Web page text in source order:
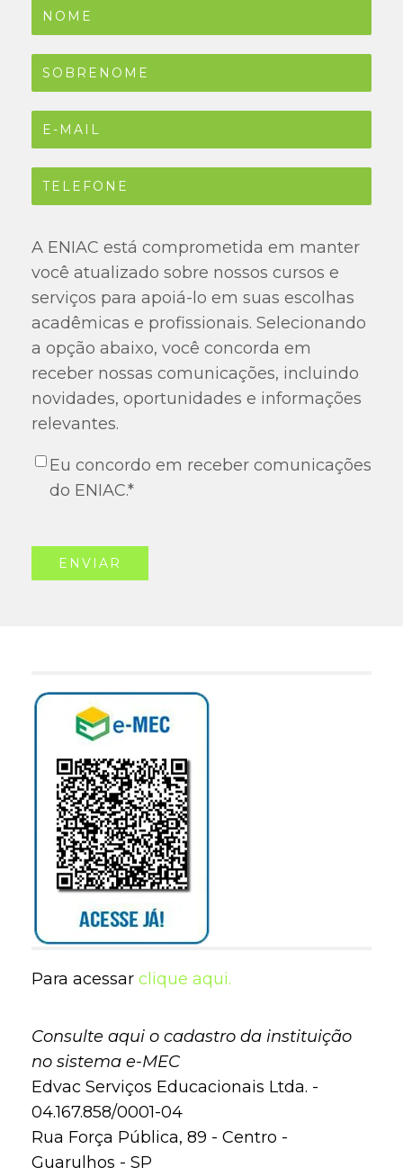
A ENIAC está comprometida em manter
você atualizado sobre nossos cursos e
serviços para apoiá-lo em suas escolhas
acadêmicas e profissionais. Selecionando
a opção abaixo, você concorda em
receber nossas comunicações, incluindo
novidades, oportunidades e informações
relevantes.
Eu concordo em receber comunicações
do ENIAC.*
Para acessar clique aqui.
Consulte aqui o cadastro da instituição
no sistema e-MEC
Edvac Serviços Educacionais Ltda. -
04.167.858/0001-04
Rua Força Pública, 89 - Centro -
Guarulhos - SP